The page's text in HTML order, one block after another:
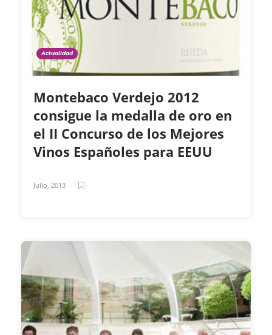
Actualidad
Montebaco Verdejo 2012
consigue la medalla de oro en
el II Concurso de los Mejores
Vinos Españoles para EEUU
Julio, 2013